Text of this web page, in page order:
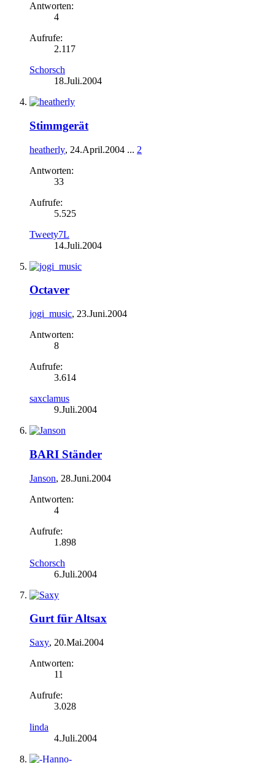
Antworten:
4
Aufrufe:
2.117
Schorsch
18.Juli.2004
Stimmgerät
heatherly, 24.April.2004 ... 2
Antworten:
33
Aufrufe:
5.525
Tweety7L
14.Juli.2004
Octaver
jogi_music, 23.Juni.2004
Antworten:
8
Aufrufe:
3.614
saxclamus
9.Juli.2004
BARI Ständer
Janson, 28.Juni.2004
Antworten:
4
Aufrufe:
1.898
Schorsch
6.Juli.2004
Gurt für Altsax
Saxy, 20.Mai.2004
Antworten:
11
Aufrufe:
3.028
linda
4.Juli.2004